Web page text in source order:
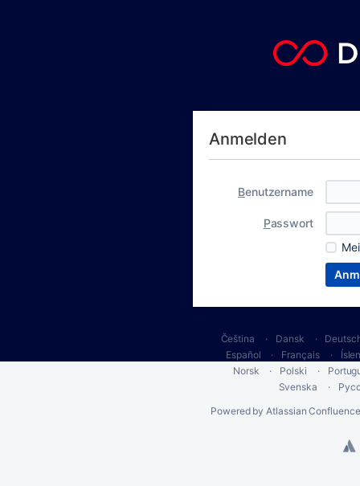
Anmelden
Benutzername
Passwort
Čeština Dansk
Español
Français
Norsk
Polski
Svenska
Powered byAtlassian Confluence